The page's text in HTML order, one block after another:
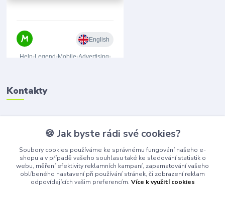
Kontakty
(+420) 776 075 751
obchod@bangshop.cz
🍪 Jak byste rádi své cookies?
Soubory cookies používáme ke správnému fungování našeho e-
shopu a v případě vašeho souhlasu také ke sledování statistik o
webu, měření efektivity reklamních kampaní, zapamatování vašeho
oblíbeného nastavení při používání stránek, či zobrazení reklam
odpovídajících vašim preferencím. Více k využití cookies